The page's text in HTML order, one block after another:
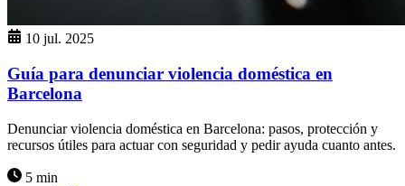
10 jul. 2025
Guía para denunciar violencia doméstica en
Barcelona
Denunciar violencia doméstica en Barcelona: pasos, protección y
recursos útiles para actuar con seguridad y pedir ayuda cuanto antes.
5 min